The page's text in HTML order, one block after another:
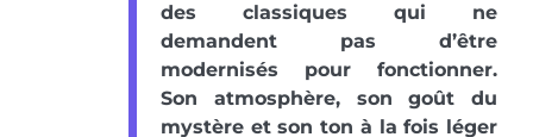
des classiques qui ne
demandent pas d’être
modernisés pour fonctionner.
Son atmosphère, son goût du
mystère et son ton à la fois léger